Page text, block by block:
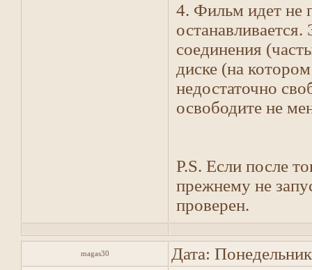
4. Фильм идет не
соединения
диске (на
недостаточно
освободите не
P.S. Если после
прежнему не
проверен.
magas30 Дата: